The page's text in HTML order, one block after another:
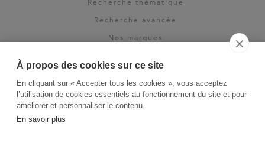
À propos des cookies sur ce site
En cliquant sur « Accepter tous les cookies », vous acceptez
l’utilisation de cookies essentiels au fonctionnement du site et pour
améliorer et personnaliser le contenu.
En savoir plus
Recherche thématique
Recherche avancée
Nos marques
Espace pro
Newsletter
La Vie des Classiques